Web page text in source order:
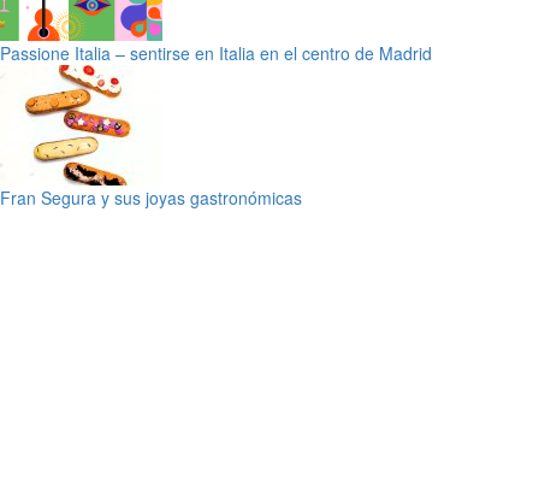
Passione Italia – sentirse en Italia en el centro de Madrid
Fran Segura y sus joyas gastronómicas